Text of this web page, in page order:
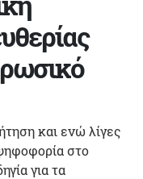
και ενώ λίγες
στο
για τα